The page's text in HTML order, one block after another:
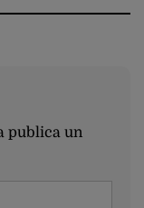
publica un